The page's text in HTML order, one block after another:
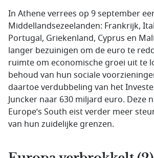
In Athene verrees op 9 september
Middellandsezeelanden: Frankrijk,
Portugal, Griekenland, Cyprus en
langer bezuinigen om de euro te
ruimte om economische groei uit te
behoud van hun sociale
daartoe verdubbeling van het
Juncker naar 630 miljard euro. Deze
Europe’s South eist verder meer
van hun zuidelijke grenzen.